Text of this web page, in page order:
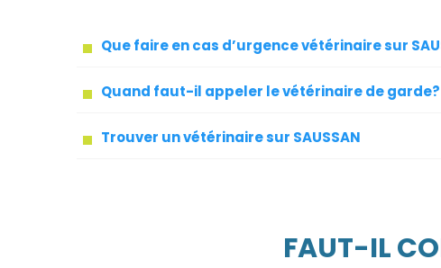
Que faire en cas d’urgence vétérinaire sur
Quand faut-il appeler le vétérinaire de garde?
Trouver un vétérinaire sur SAUSSAN
FAUT-IL